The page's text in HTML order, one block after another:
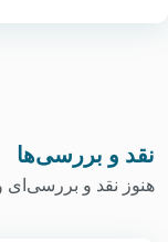
نقد و بررسی‌ها
هنوز نقد و بررسی‌ای